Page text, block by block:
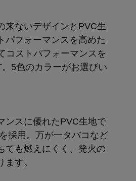
来ないデザインとPVC生
パフォーマンスを高めた
コストパフォーマンスを
5色のカラーがお選びい
ンスに優れたPVC生地で
採用。万が一タバコなど
ても燃えにくく、発火の
す。